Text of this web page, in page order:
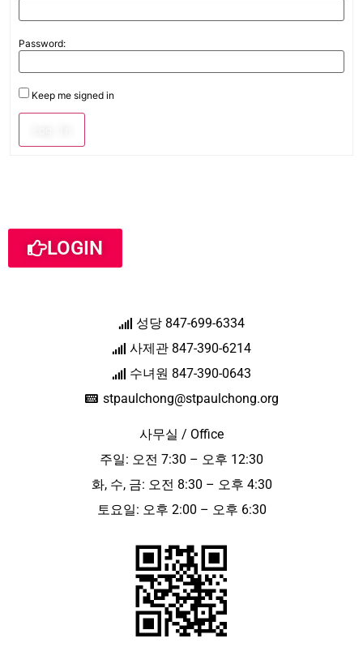
Password:
Keep me signed in
LOGIN
성당 847-699-6334
사제관 847-390-6214
수녀원 847-390-0643
stpaulchong@stpaulchong.org
사무실 / Office
주일: 오전 7:30 – 오후 12:30
화, 수, 금: 오전 8:30 – 오후 4:30
토요일: 오후 2:00 – 오후 6:30